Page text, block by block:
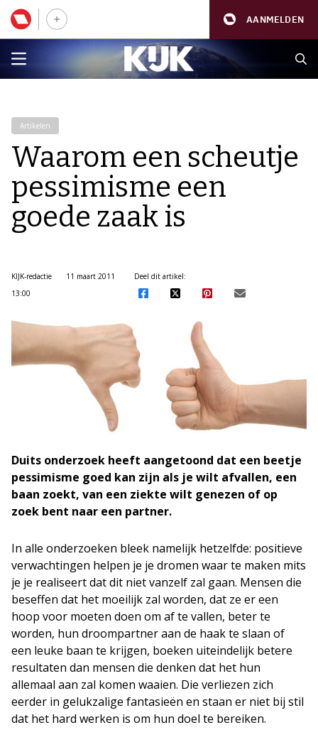
AANMELDEN
Artikelen
Waarom een scheutje
pessimisme een
goede zaak is
KIJK-redactie
11 maart 2011
13:00
Deel dit artikel:
Duits onderzoek heeft aangetoond dat een beetje
pessimisme goed kan zijn als je wilt afvallen, een
baan zoekt, van een ziekte wilt genezen of op
zoek bent naar een partner.
In alle onderzoeken bleek namelijk hetzelfde: positieve
verwachtingen helpen je je dromen waar te maken mits
je je realiseert dat dit niet vanzelf zal gaan. Mensen die
beseffen dat het moeilijk zal worden, dat ze er een
hoop voor moeten doen om af te vallen, beter te
worden, hun droompartner aan de haak te slaan of
een leuke baan te krijgen, boeken uiteindelijk betere
resultaten dan mensen die denken dat het hun
allemaal aan zal komen waaien. Die verliezen zich
eerder in gelukzalige fantasieën en staan er niet bij stil
dat het hard werken is om hun doel te bereiken.